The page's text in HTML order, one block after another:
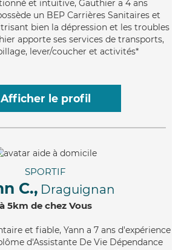
et intuitive, Gauthier a 4 ans
un BEP Carrières Sanitaires et
bien la dépression et les troubles
apporte ses services de transports,
lever/coucher et activités*
Afficher le profil
SPORTIF
C., Draguignan
à 5km de chez Vous
et fiable, Yann a 7 ans d'expérience
d'Assistante De Vie Dépendance